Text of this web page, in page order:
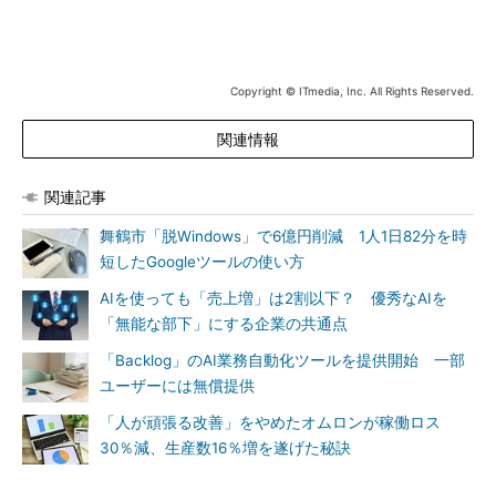
Copyright © ITmedia, Inc. All Rights Reserved.
関連情報
関連記事
舞鶴市「脱Windows」で6億円削減 1人1日82分を時
短したGoogleツールの使い方
AIを使っても「売上増」は2割以下？ 優秀なAIを
「無能な部下」にする企業の共通点
「Backlog」のAI業務自動化ツールを提供開始 一部
ユーザーには無償提供
「人が頑張る改善」をやめたオムロンが稼働ロス
30％減、生産数16％増を遂げた秘訣